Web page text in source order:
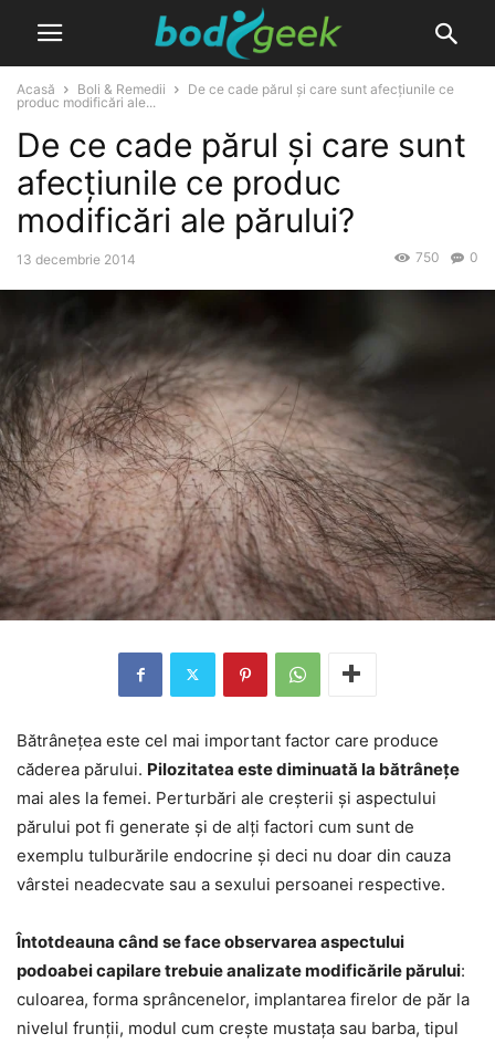
Acasă Boli & Remedii
De ce cade părul și care sunt afecțiunile ce
produc modificări ale...
De ce cade părul și care sunt
afecțiunile ce produc
modificări ale părului?
13 decembrie 2014 0
750
Bătrânețea este cel mai important factor care produce
căderea părului. Pilozitatea este diminuată la bătrânețe
mai ales la femei. Perturbări ale creșterii și aspectului
părului pot fi generate și de alți factori cum sunt de
exemplu tulburările endocrine și deci nu doar din cauza
vârstei neadecvate sau a sexului persoanei respective.
Întotdeauna când se face observarea aspectului
podoabei capilare trebuie analizate modificările părului:
culoarea, forma sprâncenelor, implantarea firelor de păr la
nivelul frunții, modul cum crește mustața sau barba, tipul